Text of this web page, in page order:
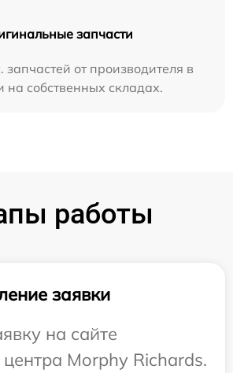
запчасти
запчастей от производителя в
на собственных складах.
работы
заявки
на сайте
центра Morphy Richards.